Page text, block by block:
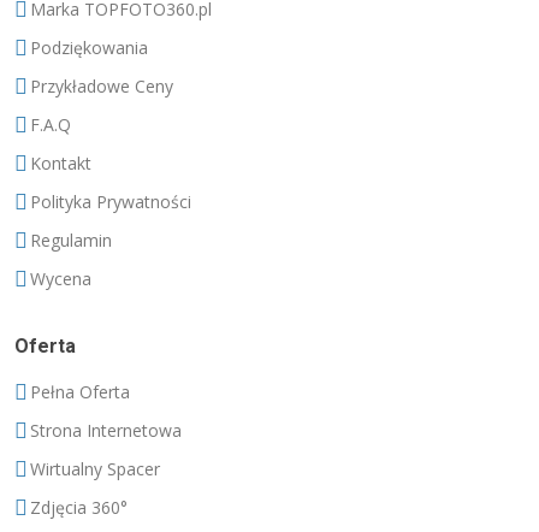
Marka TOPFOTO360.pl
Podziękowania
Przykładowe Ceny
F.A.Q
Kontakt
Polityka Prywatności
Regulamin
Wycena
Oferta
Pełna Oferta
Strona Internetowa
Wirtualny Spacer
Zdjęcia 360°